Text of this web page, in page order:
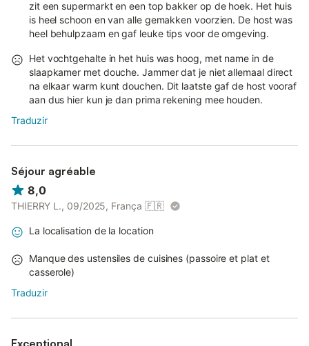
zit een supermarkt en een top bakker op de hoek. Het huis
is heel schoon en van alle gemakken voorzien. De host was
heel behulpzaam en gaf leuke tips voor de omgeving.
Het vochtgehalte in het huis was hoog, met name in de
slaapkamer met douche. Jammer dat je niet allemaal direct
na elkaar warm kunt douchen. Dit laatste gaf de host vooraf
aan dus hier kun je dan prima rekening mee houden.
Traduzir
Séjour agréable
8,0
THIERRY L., 09/2025, França 🇫🇷
La localisation de la location
Manque des ustensiles de cuisines (passoire et plat et
casserole)
Traduzir